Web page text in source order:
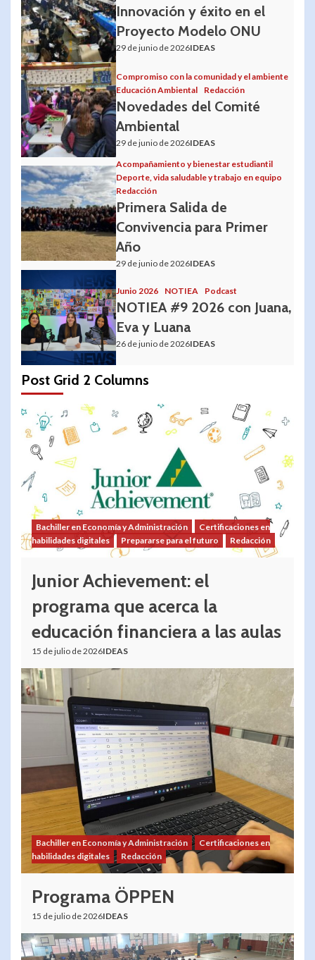
Innovación y éxito en el
Proyecto Modelo ONU
29 de junio de 2026IDEAS
Compromiso con la comunidad y el ambiente
Educación Ambiental
Redacción
Novedades del Comité
Ambiental
29 de junio de 2026IDEAS
Acompañamiento y bienestar estudiantil
Deporte, vida saludable y trabajo en equipo
Redacción
Primera Salida de
Convivencia para Primer
Año
29 de junio de 2026IDEAS
Junio 2026 NOTIEA Podcast
NOTIEA #9 2026 con Juana,
Eva y Luana
26 de junio de 2026IDEAS
Post Grid 2 Columns
Bachiller en Economía y Administración
Certificaciones en
habilidades digitales
Prepararse para el futuro Redacción
Junior Achievement: el
programa que acerca la
educación financiera a las aulas
15 de julio de 2026IDEAS
Bachiller en Economía y Administración
Certificaciones en
habilidades digitales
Redacción
Programa ÖPPEN
15 de julio de 2026IDEAS